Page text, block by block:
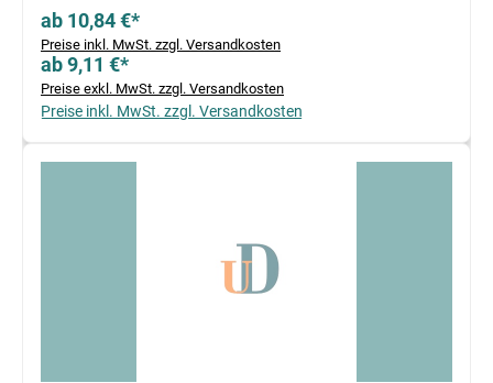
ab 10,84 €*
Preise inkl. MwSt. zzgl. Versandkosten
ab 9,11 €*
Preise exkl. MwSt. zzgl. Versandkosten
Preise inkl. MwSt. zzgl. Versandkosten